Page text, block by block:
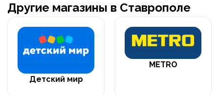
Другие магазины в Ставрополе
Детский мир
METRO